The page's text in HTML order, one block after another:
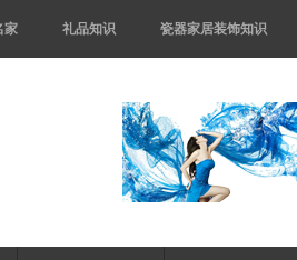
家 礼品知识 瓷器家居装饰知识